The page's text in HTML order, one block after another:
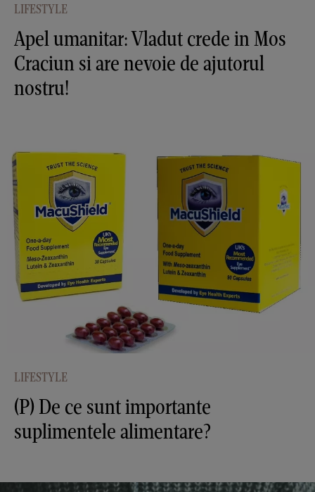
LIFESTYLE
Apel umanitar: Vladut crede in Mos
Craciun si are nevoie de ajutorul
nostru!
LIFESTYLE
(P) De ce sunt importante
suplimentele alimentare?